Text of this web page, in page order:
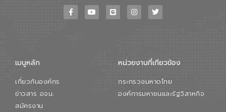
เมนูหลัก
เกี่ยวกับองค์กร
ข่าวสาร อจน.
สมัครงาน
หน่วยงานที่เกียวข้อง
กระทรวงมหาดไทย
องค์การมหาชนและรัฐวิสาหกิจ